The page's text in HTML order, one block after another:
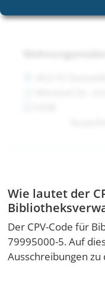
Wie lautet der
Der CPV-Code für
79995000-5. Auf
Ausschreibungen zu